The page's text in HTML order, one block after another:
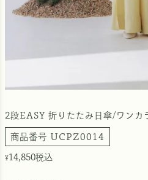
2段EASY 折りたたみ日傘/ワン
商品番号 UCPZ0014
¥14,850税込